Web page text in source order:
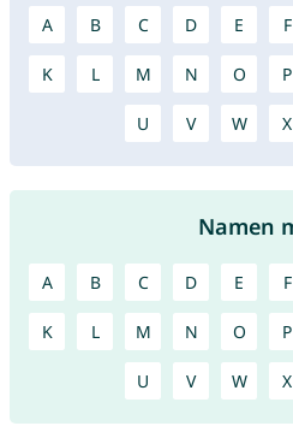
A B C D E F
K L M N O P
U V W X
Namen
A B C D E F
K L M N O P
U V W X